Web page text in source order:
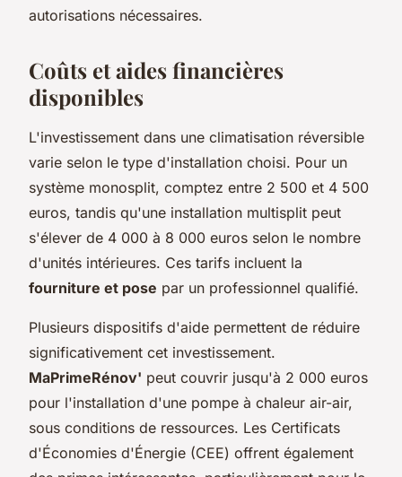
autorisations nécessaires.
Coûts et aides financières
disponibles
L'investissement dans une climatisation réversible
varie selon le type d'installation choisi. Pour un
système monosplit, comptez entre 2 500 et 4 500
euros, tandis qu'une installation multisplit peut
s'élever de 4 000 à 8 000 euros selon le nombre
d'unités intérieures. Ces tarifs incluent la
fourniture et pose par un professionnel qualifié.
Plusieurs dispositifs d'aide permettent de réduire
significativement cet investissement.
MaPrimeRénov' peut couvrir jusqu'à 2 000 euros
pour l'installation d'une pompe à chaleur air-air,
sous conditions de ressources. Les Certificats
d'Économies d'Énergie (CEE) offrent également